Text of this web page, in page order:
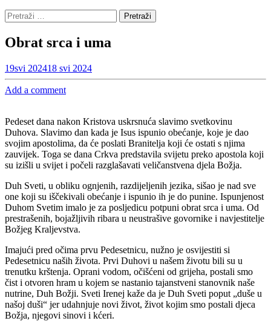
Pretraži:
Obrat srca i uma
19svi 202418 svi 2024
Add a comment
Pedeset dana nakon Kristova uskrsnuća slavimo svetkovinu
Duhova. Slavimo dan kada je Isus ispunio obećanje, koje je dao
svojim apostolima, da će poslati Branitelja koji će ostati s njima
zauvijek. Toga se dana Crkva predstavila svijetu preko apostola koji
su izišli u svijet i počeli razglašavati veličanstvena djela Božja.
Duh Sveti, u obliku ognjenih, razdijeljenih jezika, sišao je nad sve
one koji su iščekivali obećanje i ispunio ih je do punine. Ispunjenost
Duhom Svetim imalo je za posljedicu potpuni obrat srca i uma. Od
prestrašenih, bojažljivih ribara u neustrašive govornike i navjestitelje
Božjeg Kraljevstva.
Imajući pred očima prvu Pedesetnicu, nužno je osvijestiti si
Pedesetnicu naših života. Prvi Duhovi u našem životu bili su u
trenutku krštenja. Oprani vodom, očišćeni od grijeha, postali smo
čist i otvoren hram u kojem se nastanio tajanstveni stanovnik naše
nutrine, Duh Božji. Sveti Irenej kaže da je Duh Sveti poput „duše u
našoj duši“ jer udahnjuje novi život, život kojim smo postali djeca
Božja, njegovi sinovi i kćeri.